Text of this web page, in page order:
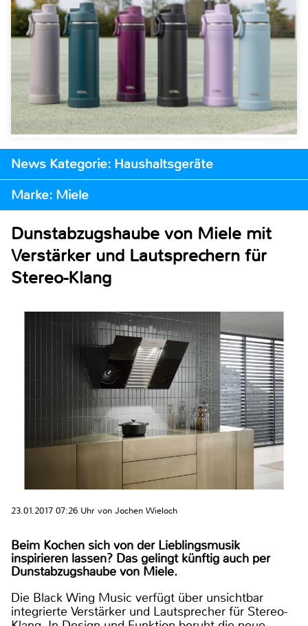
News Kategorie: Haushaltsgeräte
Marke: Miele
Dunstabzugshaube von Miele mit
Verstärker und Lautsprechern für
Stereo-Klang
23.01.2017 07:26 Uhr von Jochen Wieloch
Beim Kochen sich von der Lieblingsmusik
inspirieren lassen? Das gelingt künftig auch per
Dunstabzugshaube von Miele.
Die Black Wing Music verfügt über unsichtbar
integrierte Verstärker und Lautsprecher für Stereo-